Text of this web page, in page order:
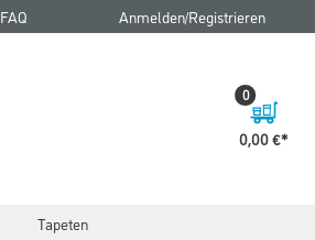
FAQ Anmelden/Registrieren
0,00 €
0
Tapeten